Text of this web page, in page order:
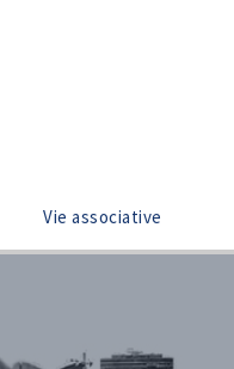
Vie associative